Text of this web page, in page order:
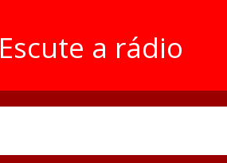
Escute a rádio